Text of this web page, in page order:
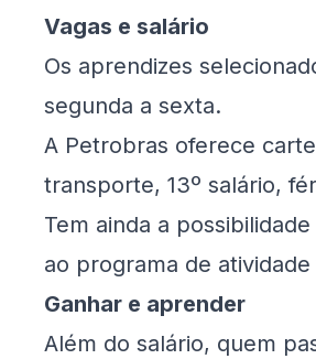
Vagas e salário
Os aprendizes
segunda a sexta.
A Petrobras oferece
transporte, 13º salário,
Tem ainda a
ao programa de
Ganhar e aprender
Além do salário, quem